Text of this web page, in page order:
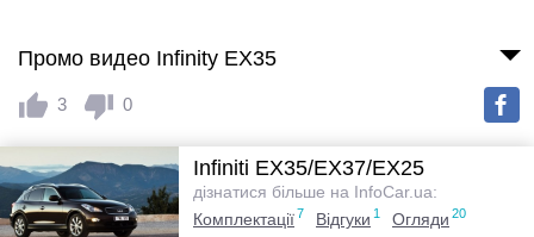
Промо видео Infinity EX35
3 0
Infiniti EX35/EX37/EX25
дізнатися більше на InfoCar.ua:
Комплектації7 Відгуки 1 Огляди 20